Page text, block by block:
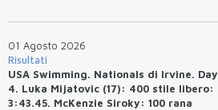
01 Agosto 2026
Risultati
USA Swimming. Nationals di Irvine. Day
4. Luka Mijatovic (17): 400 stile libero:
3:43.45. McKenzie Siroky: 100 rana